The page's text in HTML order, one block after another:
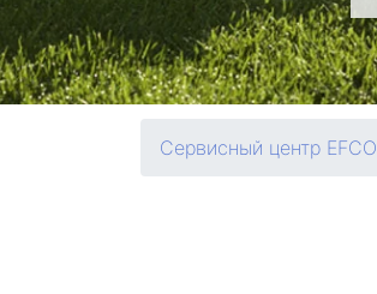
Сервисный центр EFCO